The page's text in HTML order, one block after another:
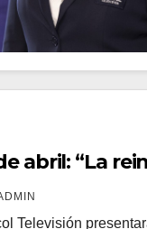
abril: “La
Televisión